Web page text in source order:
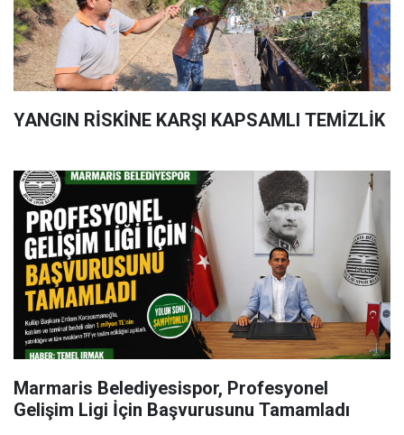
YANGIN RİSKİNE KARŞI KAPSAMLI TEMİZLİK
Marmaris Belediyesispor, Profesyonel
Gelişim Ligi İçin Başvurusunu Tamamladı